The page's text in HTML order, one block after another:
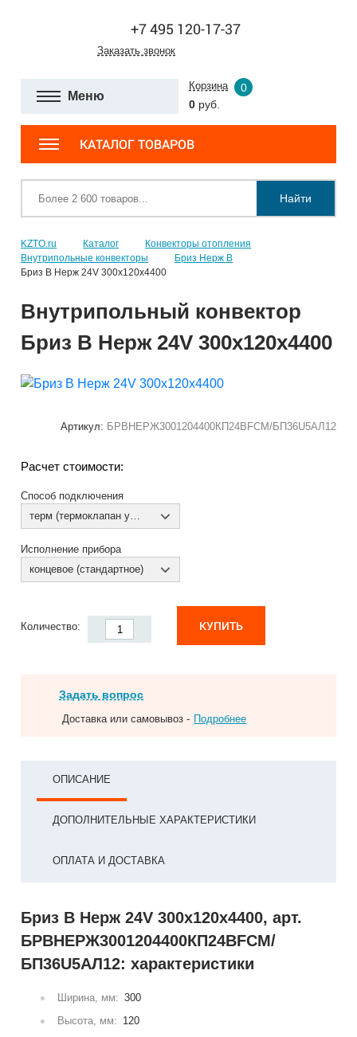
+7 495 120-17-37
Заказать звонок
Меню
Корзина
0
0 руб.
КАТАЛОГ ТОВАРОВ
Найти
KZTO.ru Каталог
Конвекторы отопления
Внутрипольные конвекторы
Бриз Нерж В
Бриз В Нерж 24V 300x120x4400
Внутрипольный конвектор
Бриз В Нерж 24V 300x120x4400
Артикул: БРВНЕРЖ3001204400КП24ВFCM/БП36U5АЛ12
Расчет стоимости:
Способ подключения
терм (термоклапан установлен)
Исполнение прибора
концевое (стандартное)
Количество: КУПИТЬ
Задать вопрос
Доставка или самовывоз - Подробнее
ОПИСАНИЕ
ДОПОЛНИТЕЛЬНЫЕ ХАРАКТЕРИСТИКИ
ОПЛАТА И ДОСТАВКА
Бриз В Нерж 24V 300x120x4400, арт.
БРВНЕРЖ3001204400КП24ВFCM/
БП36U5АЛ12: характеристики
Ширина, мм: 300
Высота, мм: 120